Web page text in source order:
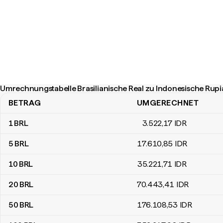
Umrechnungstabelle Brasilianische Real zu Indonesische
Umrechnungstabelle Brasilianische Real zu Indonesische Rupiah
BETRAG UMGERECHNET
1BRL 3.522,17 IDR
5 BRL 17.610,85 IDR
10 BRL 35.221,71 IDR
20 BRL 70.443,41 IDR
50 BRL 176.108,53 IDR